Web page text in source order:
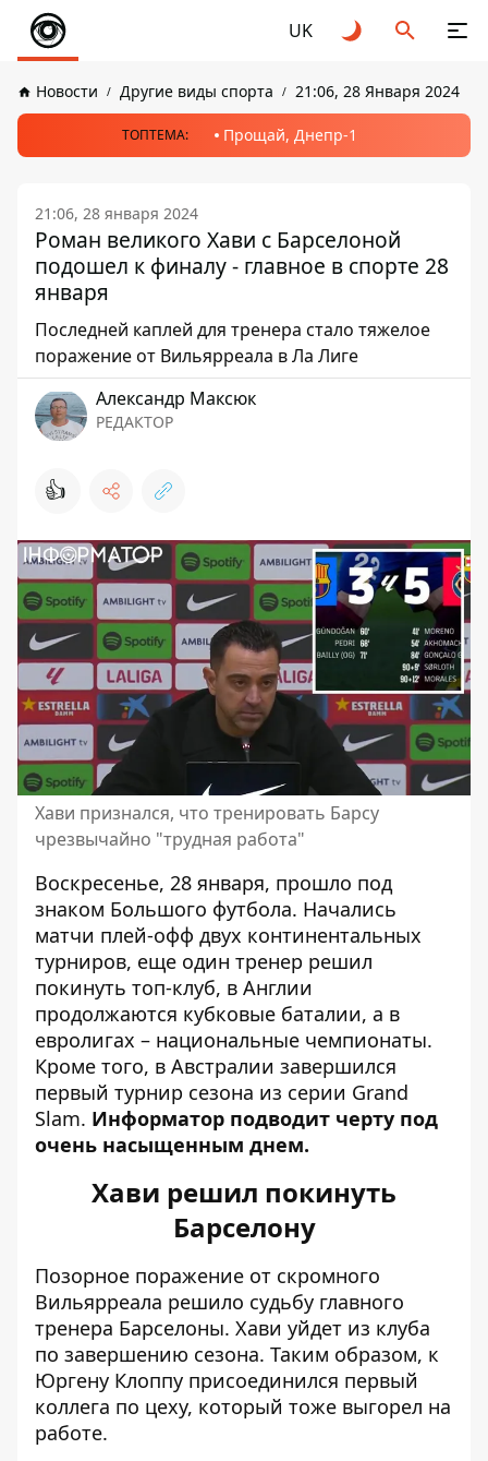
UK
Новости Другие виды спорта 21:06, 28 Января 2024
ТОПТЕМА: Прощай, Днепр-1
21:06, 28 января 2024
Роман великого Хави с Барселоной
подошел к финалу - главное в спорте 28
января
Последней каплей для тренера стало тяжелое
поражение от Вильярреала в Ла Лиге
Александр Максюк
РЕДАКТОР
👍
Хави признался, что тренировать Барсу
чрезвычайно "трудная работа"
Воскресенье, 28 января, прошло под
знаком Большого футбола. Начались
матчи плей-офф двух континентальных
турниров, еще один тренер решил
покинуть топ-клуб, в Англии
продолжаются кубковые баталии, а в
евролигах – национальные чемпионаты.
Кроме того, в Австралии завершился
первый турнир сезона из серии Grand
Slam. Информатор подводит черту под
очень насыщенным днем.
Хави решил покинуть
Барселону
Позорное поражение от скромного
Вильярреала решило судьбу главного
тренера Барселоны. Хави уйдет из клуба
по завершению сезона. Таким образом, к
Юргену Клоппу присоединился первый
коллега по цеху, который тоже выгорел на
работе.